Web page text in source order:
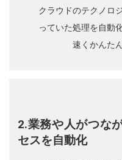
クラウドのテクノロ
っていた処理を自動
速くかんた
2.業務や人がつな
セスを自動化